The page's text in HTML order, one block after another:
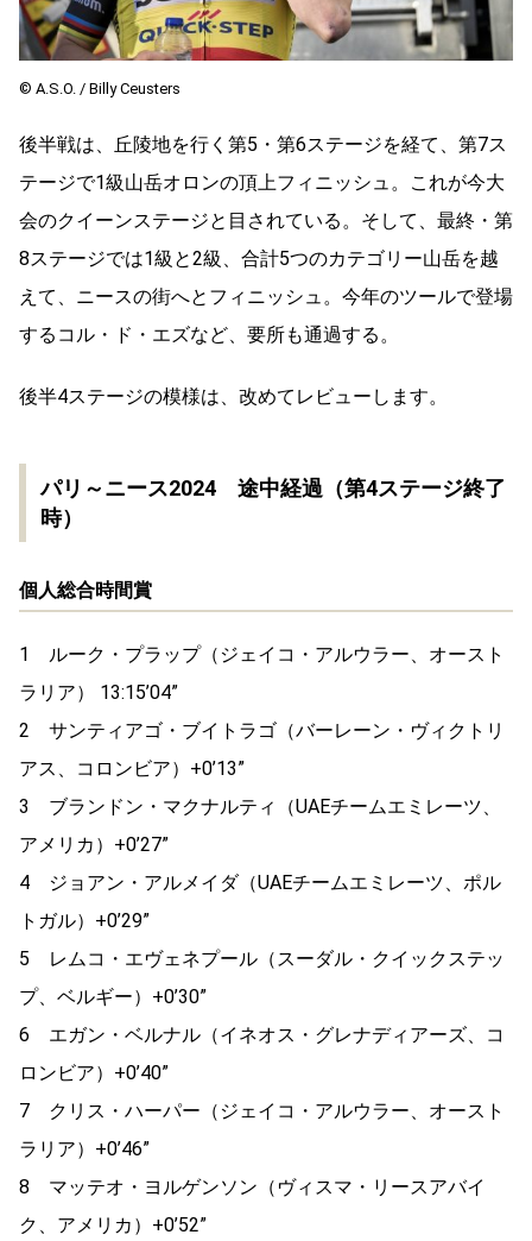
© A.S.O. / Billy Ceusters
後半戦は、丘陵地を行く第5・第6ステージを経て、第7ス
テージで1級山岳オロンの頂上フィニッシュ。これが今大
会のクイーンステージと目されている。そして、最終・第
8ステージでは1級と2級、合計5つのカテゴリー山岳を越
えて、ニースの街へとフィニッシュ。今年のツールで登場
するコル・ド・エズなど、要所も通過する。
後半4ステージの模様は、改めてレビューします。
パリ～ニース2024 途中経過（第4ステージ終了
時）
個人総合時間賞
1 ルーク・プラップ（ジェイコ・アルウラー、オースト
ラリア） 13:15’04”
2 サンティアゴ・ブイトラゴ（バーレーン・ヴィクトリ
アス、コロンビア）+0’13”
3 ブランドン・マクナルティ（UAEチームエミレーツ、
アメリカ）+0’27”
4 ジョアン・アルメイダ（UAEチームエミレーツ、ポル
トガル）+0’29”
5 レムコ・エヴェネプール（スーダル・クイックステッ
プ、ベルギー）+0’30”
6 エガン・ベルナル（イネオス・グレナディアーズ、コ
ロンビア）+0’40”
7 クリス・ハーパー（ジェイコ・アルウラー、オースト
ラリア）+0’46”
8 マッテオ・ヨルゲンソン（ヴィスマ・リースアバイ
ク、アメリカ）+0’52”